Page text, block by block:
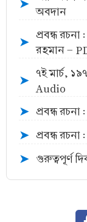
➤ অবদান
➤
প্রবন্ধ
রহমান -
➤
৭ই মার্চ,
Audio
➤ প্রবন্ধ
➤ প্রবন্ধ
➤ গুরুত্বপূর্ণ